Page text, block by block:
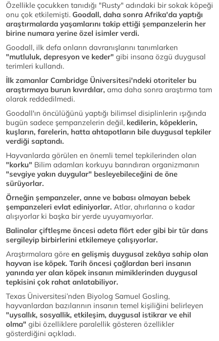
Özellikle çocukken tanıdığı "Rusty" adındaki bir sokak köpeği
onu çok etkilemişti. Goodall, daha sonra Afrika'da yaptığı
araştırmalarda yaşamlarını takip ettiği şempanzelerin her
birine numara yerine özel isimler verdi.
Goodall, ilk defa onların davranışlarını tanımlarken
"mutluluk, depresyon ve keder" gibi insana özgü duygusal
terimleri kullandı.
İlk zamanlar Cambridge Üniversitesi'ndeki otoriteler bu
araştırmaya burun kıvırdılar, ama daha sonra araştırma tam
olarak reddedilmedi.
Goodall'ın öncülüğünü yaptığı bilimsel disiplinlerin ışığında
bugün sadece şempanzelerin değil, kedilerin, köpeklerin,
kuşların, farelerin, hatta ahtapotların bile duygusal tepkiler
verdiği saptandı.
Hayvanlarda görülen en önemli temel tepkilerinden olan
"korku" Bilim adamları korkuyu barındıran organizmanın
"sevgiye yakın duygular" besleyebileceğini de öne
sürüyorlar.
Örneğin şempanzeler, anne ve babası olmayan bebek
şempanzeleri evlat ediniyorlar. Atlar, ahırlarına o kadar
alışıyorlar ki başka bir yerde uyuyamıyorlar.
Balinalar çiftleşme öncesi adeta flört eder gibi bir tür dans
sergileyip birbirlerini etkilemeye çalışıyorlar.
Araştırmalara göre en gelişmiş duygusal zekâya sahip olan
hayvan ise köpek. Tarih öncesi çağlardan beri insanın
yanında yer alan köpek insanın mimiklerinden duygusal
tepkisini çok rahat anlatabiliyor.
Texas Üniversitesi’nden Biyolog Samuel Gosling,
hayvanlardan bazılarının insanın temel kişiliğini belirleyen
"uysallık, sosyallik, etkileşim, duygusal istikrar ve ehil
olma" gibi özelliklere paralellik gösteren özellikler
gösterdiğini açıkladı.